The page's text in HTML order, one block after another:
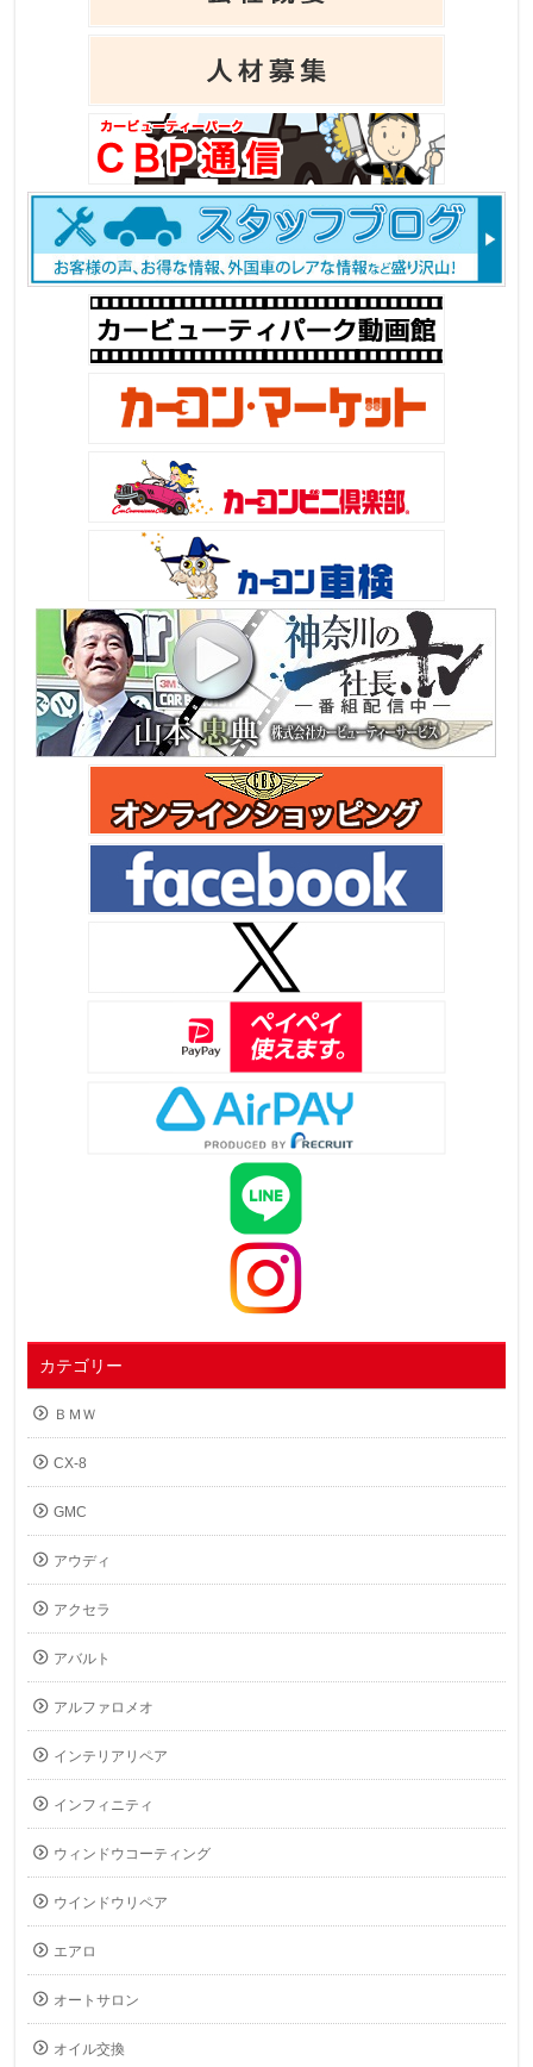
カテゴリー
ＢＭＷ
CX-8
GMC
アウディ
アクセラ
アバルト
アルファロメオ
インテリアリペア
インフィニティ
ウィンドウコーティング
ウインドウリペア
エアロ
オートサロン
オイル交換